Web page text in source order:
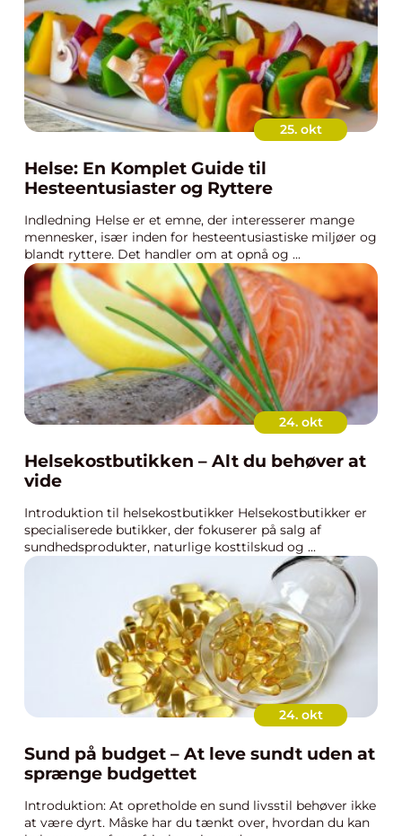
25. okt
Helse: En Komplet Guide til
Hesteentusiaster og Ryttere
Indledning Helse er et emne, der interesserer mange
mennesker, især inden for hesteentusiastiske miljøer og
blandt ryttere. Det handler om at opnå og ...
24. okt
Helsekostbutikken – Alt du behøver at
vide
Introduktion til helsekostbutikker Helsekostbutikker er
specialiserede butikker, der fokuserer på salg af
sundhedsprodukter, naturlige kosttilskud og ...
24. okt
Sund på budget – At leve sundt uden at
sprænge budgettet
Introduktion: At opretholde en sund livsstil behøver ikke
at være dyrt. Måske har du tænkt over, hvordan du kan